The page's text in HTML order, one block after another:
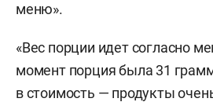
меню».
«Вес порции идет согласно
момент порция была 31
в стоимость — продукты